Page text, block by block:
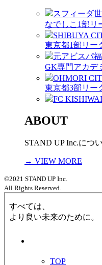
スフィーダ
なでしこ1部リ
SHIBUYA
東京都1部リー
元アビスパ
GK専門アカデ
OHMORI
東京都3部リー
FC
ABOUT
STAND UP Inc.につ
→ VIEW MORE
©2021 STAND UP Inc.
All Rights Reserved.